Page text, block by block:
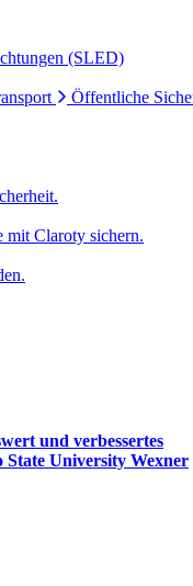
(SLED)
Öffentliche
mit Claroty sichern.
und verbessertes
State University Wexner